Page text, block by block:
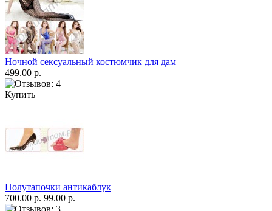
Ночной сексуальный костюмчик для дам
499.00 р.
Купить
Полутапочки антикаблук
700.00 р. 99.00 р.